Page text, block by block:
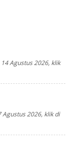
Agustus 2026, klik
2026, klik di